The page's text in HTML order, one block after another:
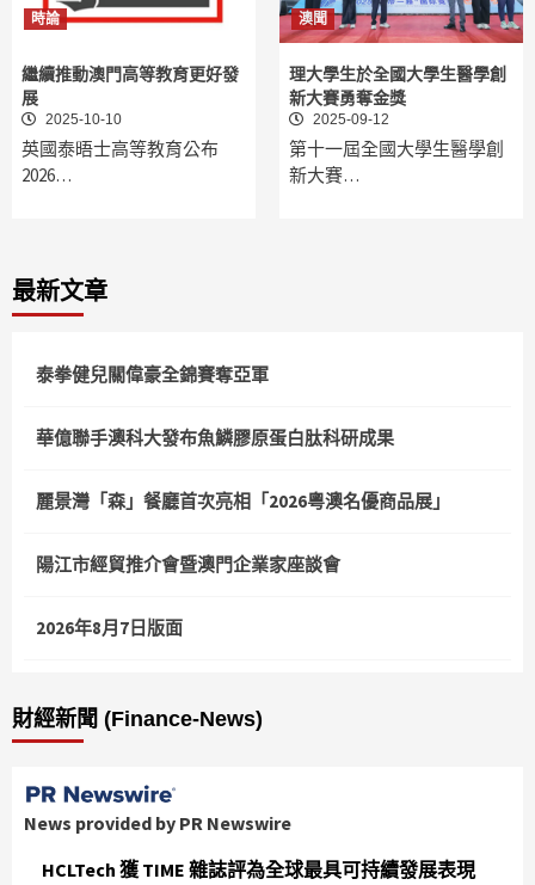
時論
繼續推動澳門高等教育更好發
展
2025-10-10
英國泰晤士高等教育公布
2026…
澳聞
理大學生於全國大學生醫學創
新大賽勇奪金獎
2025-09-12
第十一屆全國大學生醫學創
新大賽…
最新文章
泰拳健兒關偉豪全錦賽奪亞軍
華億聯手澳科大發布魚鱗膠原蛋白肽科研成果
麗景灣「森」餐廳首次亮相「2026粵澳名優商品展」
陽江市經貿推介會暨澳門企業家座談會
2026年8月7日版面
財經新聞 (Finance-News)
News provided by PR Newswire
HCLTech 獲 TIME 雜誌評為全球最具可持續發展表現